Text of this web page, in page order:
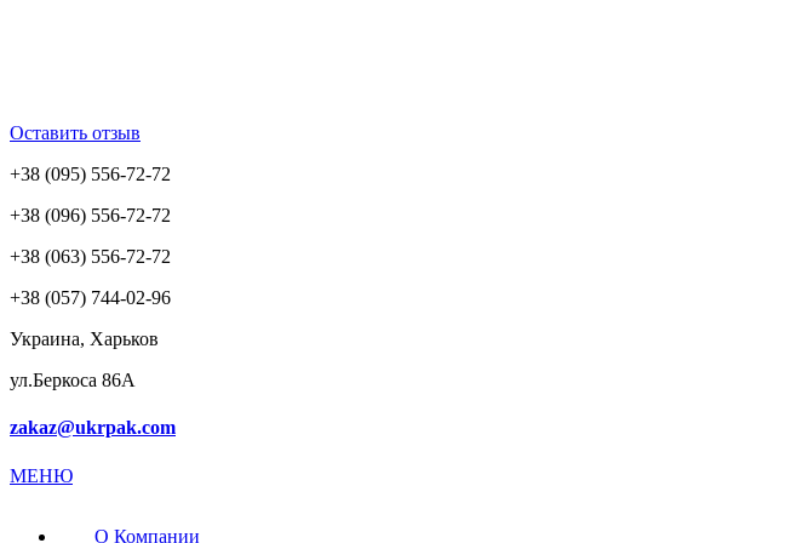
Оставить отзыв
+38 (095) 556-72-72
+38 (096) 556-72-72
+38 (063) 556-72-72
+38 (057) 744-02-96
Украина, Харьков
ул.Беркоса 86А
zakaz@ukrpak.com
МЕНЮ
О Компании